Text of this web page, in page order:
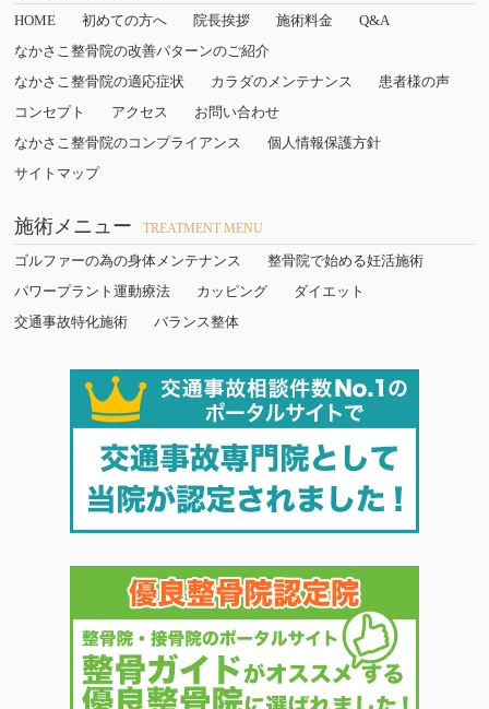
HOME 初めての方へ 院長挨拶 施術料金
Q&A
なかさこ整骨院の改善パターンのご紹介
なかさこ整骨院の適応症状
カラダのメンテナンス
患者様の声
コンセプト
アクセス
お問い合わせ
なかさこ整骨院のコンプライアンス
個人情報保護方針
サイトマップ
施術メニュー TREATMENT MENU
ゴルファーの為の身体メンテナンス
整骨院で始める妊活施術
パワープラント運動療法
カッピング
ダイエット
交通事故特化施術
バランス整体